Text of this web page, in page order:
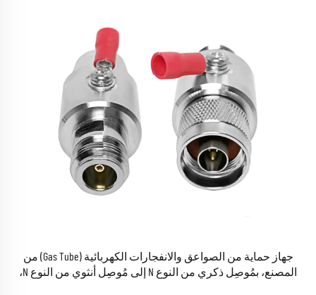
جهاز حماية من الصواعق والانفجارات الكهربائية (Gas Tube) من
المصنع، بمُوصِل ذكري من النوع N إلى مُوصِل أنثوي من النوع N،